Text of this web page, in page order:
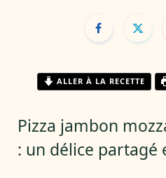
ALLER À LA RECETTE
Pizza jambon
: un délice partagé